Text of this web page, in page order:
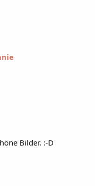
Bilder. :-D